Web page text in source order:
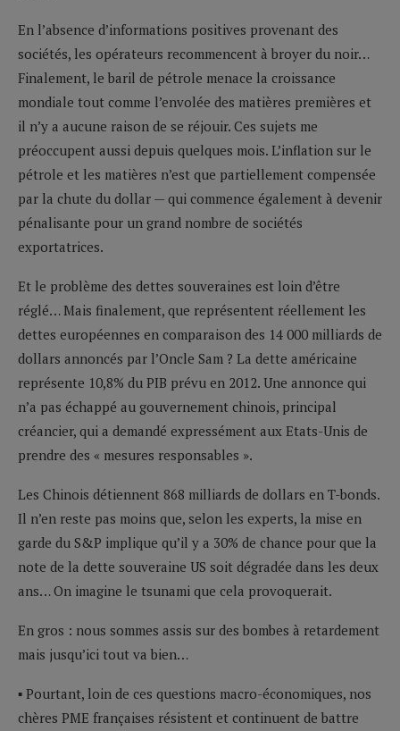
En l’absence d’informations positives provenant des
sociétés, les opérateurs recommencent à broyer du noir…
Finalement, le baril de pétrole menace la croissance
mondiale tout comme l’envolée des matières premières et
il n’y a aucune raison de se réjouir. Ces sujets me
préoccupent aussi depuis quelques mois. L’inflation sur le
pétrole et les matières n’est que partiellement compensée
par la chute du dollar — qui commence également à devenir
pénalisante pour un grand nombre de sociétés
exportatrices.
Et le problème des dettes souveraines est loin d’être
réglé… Mais finalement, que représentent réellement les
dettes européennes en comparaison des 14 000 milliards de
dollars annoncés par l’Oncle Sam ? La dette américaine
représente 10,8% du PIB prévu en 2012. Une annonce qui
n’a pas échappé au gouvernement chinois, principal
créancier, qui a demandé expressément aux Etats-Unis de
prendre des « mesures responsables ».
Les Chinois détiennent 868 milliards de dollars en T-bonds.
Il n’en reste pas moins que, selon les experts, la mise en
garde du S&P implique qu’il y a 30% de chance pour que la
note de la dette souveraine US soit dégradée dans les deux
ans… On imagine le tsunami que cela provoquerait.
En gros : nous sommes assis sur des bombes à retardement
mais jusqu’ici tout va bien…
▪ Pourtant, loin de ces questions macro-économiques, nos
chères PME françaises résistent et continuent de battre